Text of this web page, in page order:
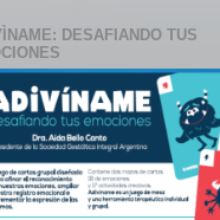
DESAFIANDO TUS